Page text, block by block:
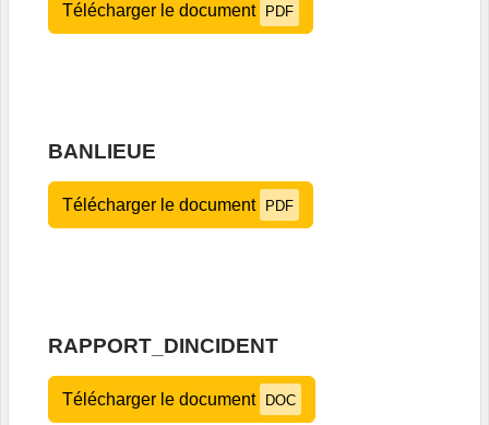
Télécharger le document PDF
BANLIEUE
Télécharger le document PDF
RAPPORT_DINCIDENT
Télécharger le document DOC